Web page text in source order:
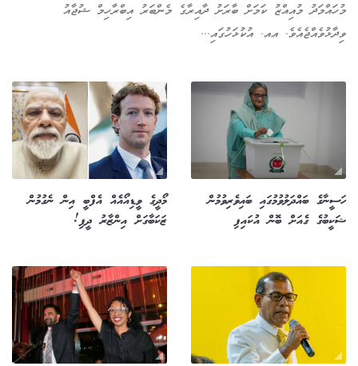
މުހައްމަދު މުއިއްޒު ކަމަށް ބާރަށު ދާއިރާގެ މެންބަރު އިބްރާހިމް ޝުޖާއު
ވިދާޅުވެއްޖެއެވެ. އއ. އުކުޅަހުގައި...
ހަސީނާގެ ބައްދަލުވުމުގައި ބައިވެރިވުމުން
ޝަކީބުގެ ގެއަށް ބޮން އުކައިފި
މޯދީގެ ވީޑިއޯއެއް އެފްބީ އިން ނެގުމުން
ޒަކަބާގަށް އިންޒާރު ދީފި!